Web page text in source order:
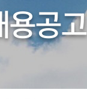
용공고